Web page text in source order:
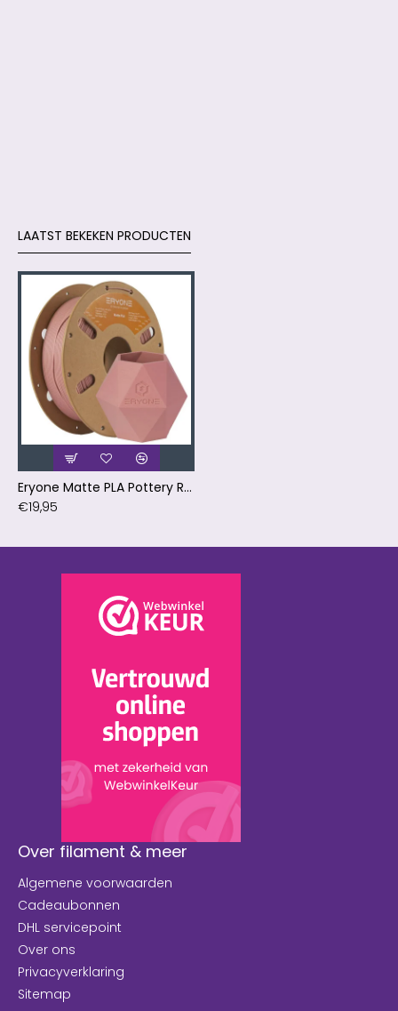
LAATST BEKEKEN PRODUCTEN
Eryone Matte PLA Pottery Red / Aardewerk Rood Filament
€19,95
Over filament & meer
Algemene voorwaarden
Cadeaubonnen
DHL servicepoint
Over ons
Privacyverklaring
Sitemap